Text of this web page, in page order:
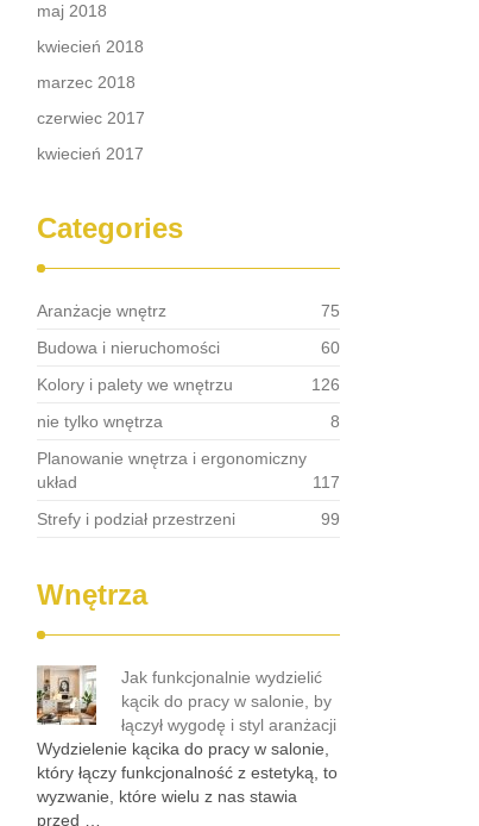
maj 2018
kwiecień 2018
marzec 2018
czerwiec 2017
kwiecień 2017
Categories
Aranżacje wnętrz
75
Budowa i nieruchomości
60
Kolory i palety we wnętrzu
126
nie tylko wnętrza
8
Planowanie wnętrza i ergonomiczny
układ
117
Strefy i podział przestrzeni
99
Wnętrza
Jak funkcjonalnie wydzielić
kącik do pracy w salonie, by
łączył wygodę i styl aranżacji
Wydzielenie kącika do pracy w salonie,
który łączy funkcjonalność z estetyką, to
wyzwanie, które wielu z nas stawia
przed …